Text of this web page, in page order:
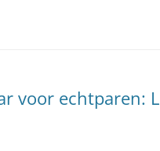
voor echtparen: